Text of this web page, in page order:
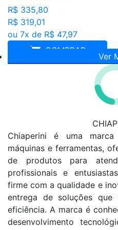
R$ 335,80
R$ 319,01
ou 7x de R$ 47,97
COMPRAR
Ver
Chiaperini é uma
máquinas e ferramentas,
de produtos para
profissionais e
firme com a qualidade e
entrega de soluções que
eficiência. A marca é
desenvolvimento